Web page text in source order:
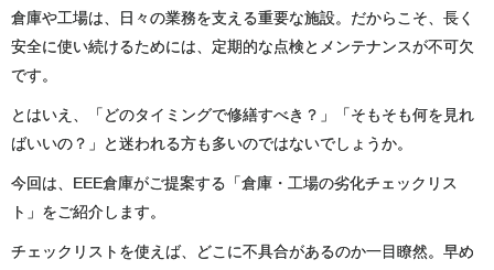
倉庫や工場は、日々の業務を支える重要な施設。だからこそ、長く
安全に使い続けるためには、定期的な点検とメンテナンスが不可欠
です。
とはいえ、「どのタイミングで修繕すべき？」「そもそも何を見れ
ばいいの？」と迷われる方も多いのではないでしょうか。
今回は、EEE倉庫がご提案する「倉庫・工場の劣化チェックリス
ト」をご紹介します。
チェックリストを使えば、どこに不具合があるのか一目瞭然。早め